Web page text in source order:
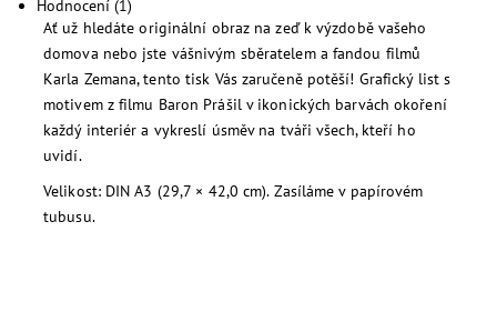
Hodnocení (1)
Ať už hledáte originální obraz na zeď k výzdobě vašeho
domova nebo jste vášnivým sběratelem a fandou filmů
Karla Zemana, tento tisk Vás zaručeně potěší! Grafický list s
motivem z filmu Baron Prášil v ikonických barvách okoření
každý interiér a vykreslí úsměv na tváři všech, kteří ho
uvidí.
Velikost: DIN A3 (29,7 × 42,0 cm). Zasíláme v papírovém
tubusu.